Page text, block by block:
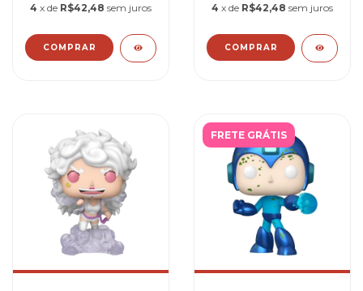
4 x de R$42,48 sem juros 4 x de R$42,48 sem juros
FRETE GRÁTIS